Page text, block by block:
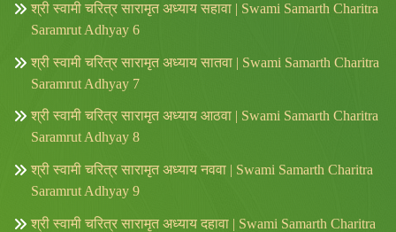
श्री स्वामी चरित्र सारामृत अध्याय सहावा | Swami Samarth Charitra
Saramrut Adhyay 6
श्री स्वामी चरित्र सारामृत अध्याय सातवा | Swami Samarth Charitra
Saramrut Adhyay 7
श्री स्वामी चरित्र सारामृत अध्याय आठवा | Swami Samarth Charitra
Saramrut Adhyay 8
श्री स्वामी चरित्र सारामृत अध्याय नववा | Swami Samarth Charitra
Saramrut Adhyay 9
श्री स्वामी चरित्र सारामृत अध्याय दहावा | Swami Samarth Charitra